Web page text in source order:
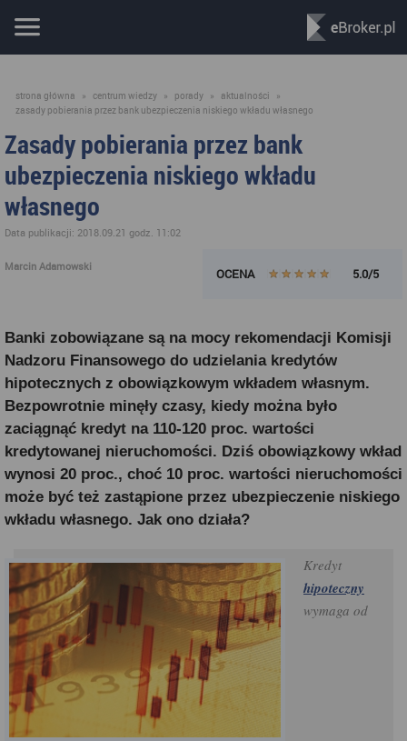
strona główna » centrum wiedzy » porady » aktualności
»
zasady pobierania przez bank ubezpieczenia niskiego wkładu własnego
Zasady pobierania przez bank
ubezpieczenia niskiego wkładu
własnego
Data publikacji: 2018.09.21 godz. 11:02
Marcin Adamowski OCENA 5.0/5
Banki zobowiązane są na mocy rekomendacji Komisji
Nadzoru Finansowego do udzielania kredytów
hipotecznych z obowiązkowym wkładem własnym.
Bezpowrotnie minęły czasy, kiedy można było
zaciągnąć kredyt na 110-120 proc. wartości
kredytowanej nieruchomości. Dziś obowiązkowy wkład
wynosi 20 proc., choć 10 proc. wartości nieruchomości
może być też zastąpione przez ubezpieczenie niskiego
wkładu własnego. Jak ono działa?
Kredyt
hipoteczny
wymaga od